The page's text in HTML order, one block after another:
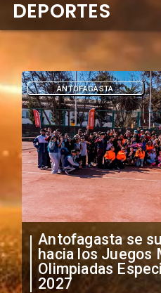
"Falta de
anuncia medidas
irregular de
extranjeros
DEPORTES
DEPORTES